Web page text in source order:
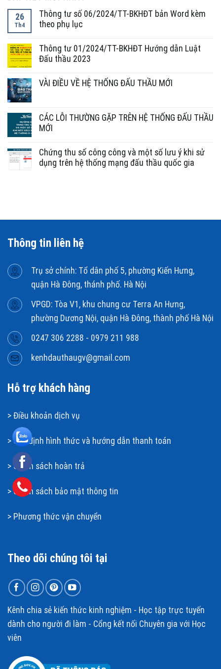
26
Th4
Thông tư số 06/2024/TT-BKHĐT bản Word kèm
theo phụ lục
Thông tư 01/2024/TT-BKHĐT Hướng dẫn Luật
Đấu thầu 2023
VÀI ĐIỀU VỀ HỆ THỐNG ĐẤU THẦU MỚI
CÁC LỖI THƯỜNG GẶP TRÊN HỆ THỐNG ĐẤU THẦU
MỚI
Chứng thu số công công và một số lưu ý khi sử
dụng trên hệ thống mạng đấu thầu quốc gia
Thông tin liên hệ
Trụ sở chính: Tổ dân phố 5, phường Kiến Hưng,
quận Hà Đông, thánh phố. Hà Nội
VPGD: Tòa V1, khu chung cư Terra An Hưng,
phường Dương Nội, quận Hà Đông, thành phố Hà Nội
0247 306 2288 - 0979 211 988
kenhdauthaugv@gmail.com
Hỗ trợ khách hàng
> Điều khoản dịch vụ
>Quy định hình thức và hướng dẫn thanh toán
>Chính sách hoàn trả
>Chính sách bảo mật thông tin
> Phương thức vận chuyển
Theo dõi chúng tôi tại
Kênh chia sẻ kiến thức kinh nghiệm - Học tập trực tuyến
dành cho người đi làm - Cổng kết nối Chuyên gia với Học
viên